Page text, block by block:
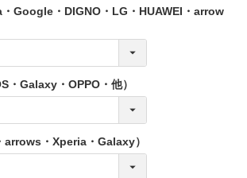
Google・DIGNO・LG・HUAWEI・arrow
Galaxy・OPPO・他）
arrows・Xperia・Galaxy）